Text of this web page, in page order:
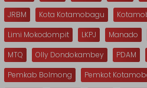
JRBM
Kota Kotamobagu
Limi Mokodompit
LKPJ Manado
MTQ
Olly Dondokambey PDAM
Pemkab Bolmong
Pemkot